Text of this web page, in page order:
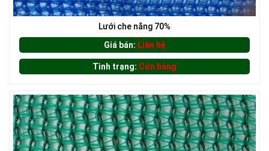
LƯỚI CHẮN NẮNG
LƯỚI HÀNG RÀO HÌNH VUÔNG
Lưới che nắng 70%
Giá bán: Liên hệ
Tình trạng: Còn hàng